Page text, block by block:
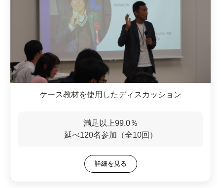
ケース教材を使用したディスカッション
満足以上99.0％
延べ120名参加（全10回）
詳細を見る